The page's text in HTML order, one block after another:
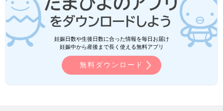
妊娠日数や生後日数に合った情報を毎日お届け
妊娠中から産後まで長く使える無料アプリ
無料ダウンロード